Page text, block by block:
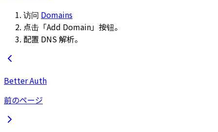
访问 Domains
点击「Add Domain」按钮。
配置 DNS 解析。
Better Auth
前のページ